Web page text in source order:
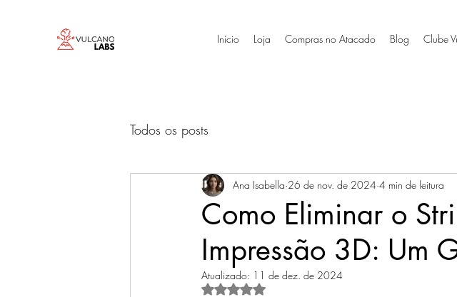
Início Loja Compras no Atacado Blog Clube
Todos os posts
Como Eliminar o
Impressão 3D: Um
Ana Isabella 26 de nov. de 2024 4 min de leitura
Atualizado: 11 de dez. de 2024
Avaliado com NaN de 5 estrelas.